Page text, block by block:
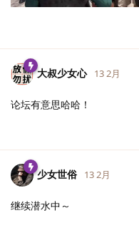
大叔少女心 13 2月
论坛有意思哈哈！
少女世俗 13 2月
继续潜水中～